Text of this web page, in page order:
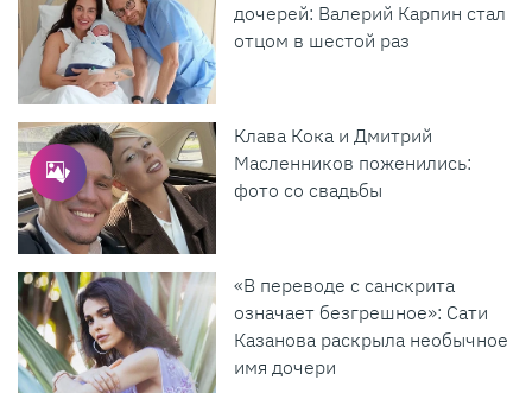
дочерей: Валерий Карпин стал
отцом в шестой раз
Клава Кока и Дмитрий
Масленников поженились:
фото со свадьбы
«В переводе с санскрита
означает безгрешное»: Сати
Казанова раскрыла необычное
имя дочери